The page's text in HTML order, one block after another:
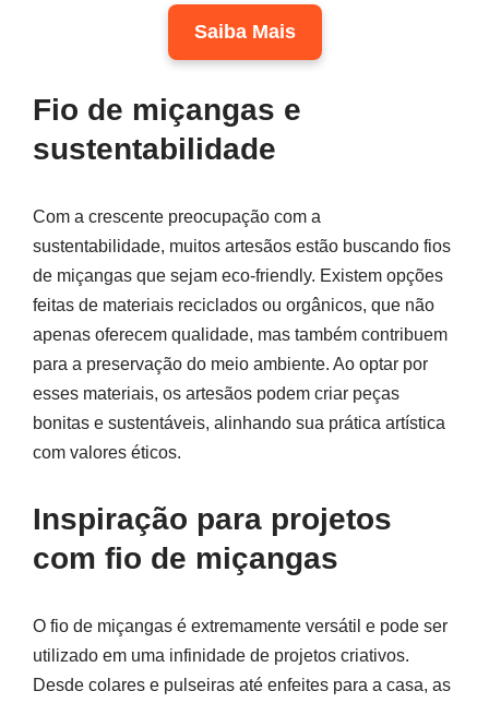
Saiba Mais
Fio de miçangas e
sustentabilidade
Com a crescente preocupação com a
sustentabilidade, muitos artesãos estão buscando fios
de miçangas que sejam eco-friendly. Existem opções
feitas de materiais reciclados ou orgânicos, que não
apenas oferecem qualidade, mas também contribuem
para a preservação do meio ambiente. Ao optar por
esses materiais, os artesãos podem criar peças
bonitas e sustentáveis, alinhando sua prática artística
com valores éticos.
Inspiração para projetos
com fio de miçangas
O fio de miçangas é extremamente versátil e pode ser
utilizado em uma infinidade de projetos criativos.
Desde colares e pulseiras até enfeites para a casa, as